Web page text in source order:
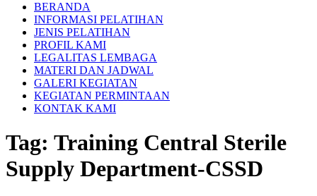
BERANDA
INFORMASI PELATIHAN
JENIS PELATIHAN
PROFIL KAMI
LEGALITAS LEMBAGA
MATERI DAN JADWAL
GALERI KEGIATAN
KEGIATAN PERMINTAAN
KONTAK KAMI
Tag: Training Central Sterile
Supply Department-CSSD